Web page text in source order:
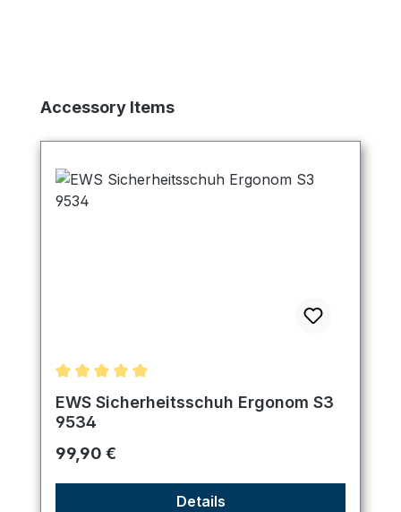
Produktgalerie überspringen
Accessory Items
Durchschnittliche Bewertung von 5 von 5 Sternen
EWS Sicherheitsschuh Ergonom S3
9534
Regulärer Preis:
99,90 €
Details